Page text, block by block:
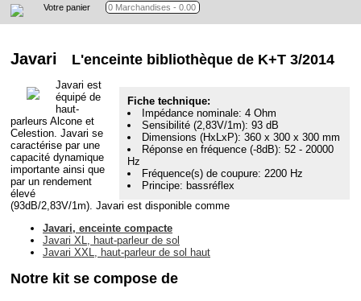
Votre panier
Javari L'enceinte bibliothèque de K+T 3/2014
Fiche technique:
Impédance nominale: 4 Ohm
Sensibilité (2,83V/1m): 93 dB
Dimensions (HxLxP): 360 x 300 x 300 mm
Réponse en fréquence (-8dB): 52 - 20000
Hz
Fréquence(s) de coupure: 2200 Hz
Principe: bassréflex
Javari est
équipé de
haut-
parleurs Alcone et
Celestion. Javari se
caractérise par une
capacité dynamique
importante ainsi que
par un rendement
élevé
(93dB/2,83V/1m). Javari est disponible comme
Javari, enceinte compacte
Javari XL, haut-parleur de sol
Javari XXL, haut-parleur de sol haut
Notre kit se compose de